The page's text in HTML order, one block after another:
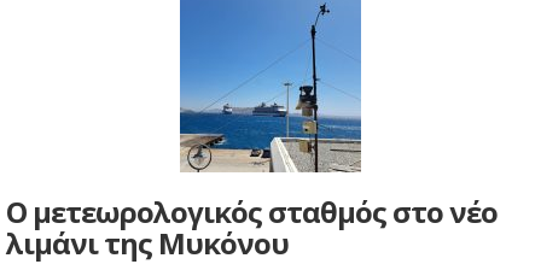
Ο μετεωρολογικός σταθμός στο νέο
λιμάνι της Μυκόνου